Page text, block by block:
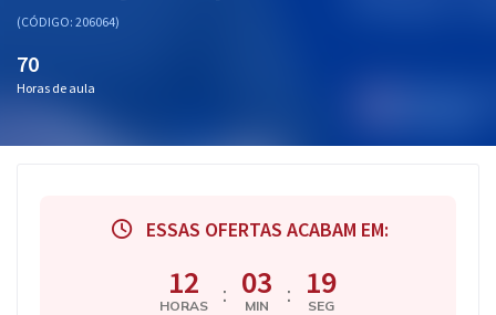
(CÓDIGO: 206064)
70
Horas de aula
ESSAS OFERTAS ACABAM EM:
12
HORAS : 03
MIN : 18
SEG